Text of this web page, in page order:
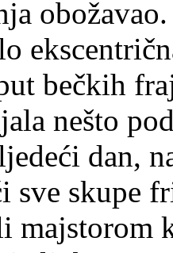
bečkih
nešto
dan,
sve skupe